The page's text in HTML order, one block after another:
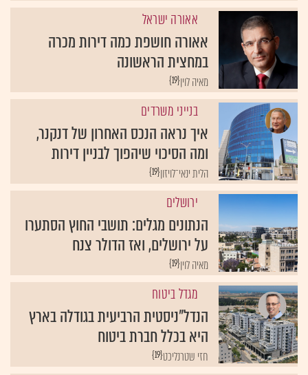
אאורה ישראל
אאורה חושפת כמה דירות מכרה
במחצית הראשונה
{19}מאיה לוין
בנייני משרדים
איך נראה הנכס האחרון של דנקנר,
ומה הסיכוי שיהפוך לבניין דירות
{19}הלית ינאי־לויזון
ירושלים
הנתונים מגלים: תושבי החוץ הסתערו
על ירושלים, ואז הדולר צנח
{19}מאיה לוין
מגדל ביטוח
הנדל"ניסטית הרביעית בגודלה בארץ
היא בכלל חברת ביטוח
{19}חזי שטרנליכט